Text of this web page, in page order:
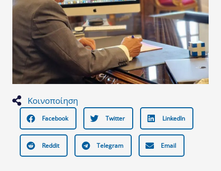
Κοινοποίηση
Facebook Twitter LinkedIn
Reddit Telegram Email